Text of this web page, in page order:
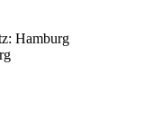
Hamburg